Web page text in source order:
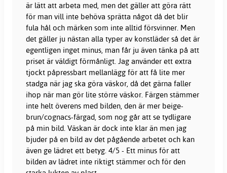
är lätt att arbeta med, men det gäller att göra rätt
för man vill inte behöva sprätta något då det blir
fula hål och märken som inte alltid försvinner. Men
det gäller ju nästan alla typer av konstläder så det är
egentligen inget minus, man får ju även tänka på att
priset är väldigt förmånligt. Jag använder ett extra
tjockt påpressbart mellanlägg för att få lite mer
stadga när jag ska göra väskor, då det gärna faller
ihop när man gör lite större väskor. Färgen stämmer
inte helt överens med bilden, den är mer beige-
brun/cognacs-färgad, som nog går att se tydligare
på min bild. Väskan är dock inte klar än men jag
bjuder på en bild av det pågående arbetet och kan
även ge lädret ett betyg. 4/5 - Ett minus för att
bilden av lädret inte riktigt stämmer och för den